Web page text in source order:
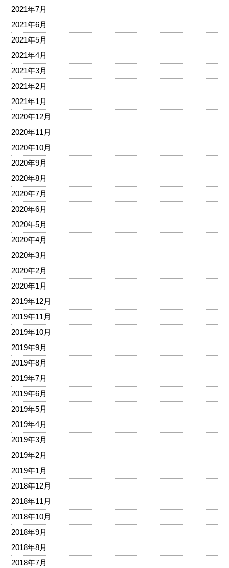
2021年7月
2021年6月
2021年5月
2021年4月
2021年3月
2021年2月
2021年1月
2020年12月
2020年11月
2020年10月
2020年9月
2020年8月
2020年7月
2020年6月
2020年5月
2020年4月
2020年3月
2020年2月
2020年1月
2019年12月
2019年11月
2019年10月
2019年9月
2019年8月
2019年7月
2019年6月
2019年5月
2019年4月
2019年3月
2019年2月
2019年1月
2018年12月
2018年11月
2018年10月
2018年9月
2018年8月
2018年7月